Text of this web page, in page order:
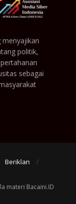
menyajikan
politik,
sebagai
Beriklan
materi Bacaini.ID